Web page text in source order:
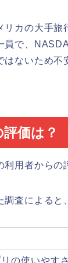
リカの大手旅
員で、
はないため不
評価は？
用者からの
調査によると、
の使いやすさ